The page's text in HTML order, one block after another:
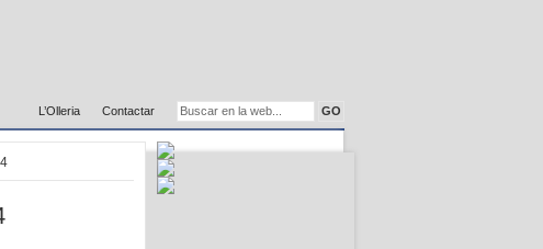
L’Olleria Contactar